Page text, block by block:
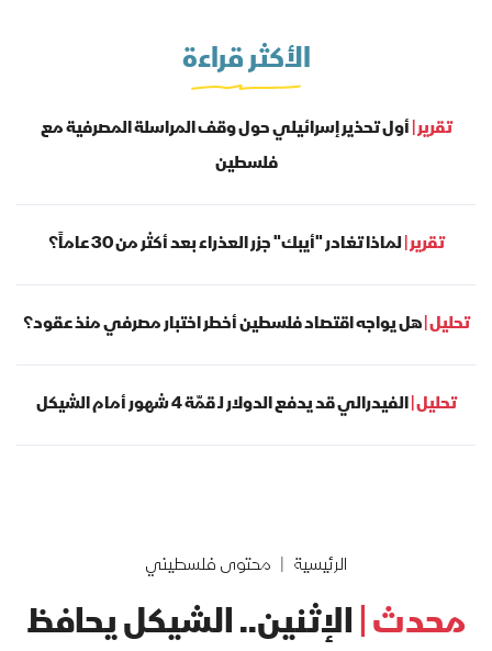
الأكثر قراءة
تقرير |أول تحذير إسرائيلي حول وقف المراسلة المصرفية مع
فلسطين
تقرير |لماذا تغادر "أيبك" جزر العذراء بعد أكثر من 30 عاماً؟
تحليل |هل يواجه اقتصاد فلسطين أخطر اختبار مصرفي منذ عقود؟
تحليل |الفيدرالي قد يدفع الدولار لـ قمّة 4 شهور أمام الشيكل
الرئيسية محتوى فلسطيني
محدث |الإثنين.. الشيكل يحافظ